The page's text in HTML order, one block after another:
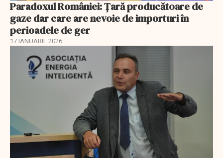
Paradoxul României: Ţară producătoare de
gaze dar care are nevoie de importuri în
perioadele de ger
17 IANUARIE 2026